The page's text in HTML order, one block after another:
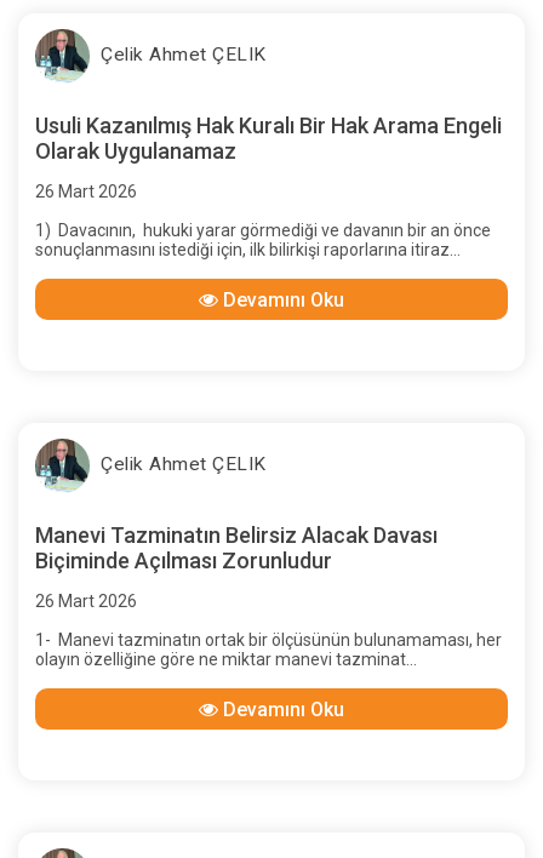
Çelik Ahmet ÇELIK
Usuli Kazanılmış Hak Kuralı Bir Hak Arama Engeli
Olarak Uygulanamaz
26 Mart 2026
1) Davacının, hukuki yarar görmediği ve davanın bir an önce
sonuçlanmasını istediği için, ilk bilirkişi raporlarına itiraz
oluşturduğu gerekçesiyle, sonraki raporlardaki artışlardan..
Devamını Oku
Çelik Ahmet ÇELIK
Manevi Tazminatın Belirsiz Alacak Davası
Biçiminde Açılması Zorunludur
26 Mart 2026
1- Manevi tazminatın ortak bir ölçüsünün bulunamaması, her
olayın özelliğine göre ne miktar manevi tazminat
olursa olsun,
Devamını Oku